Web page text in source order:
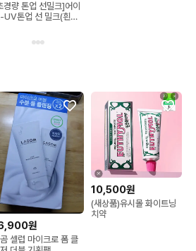
경량 톤업 선밀크]어이
UV톤업 선 밀크(흰우
원
셀럽 마이크로 폼 클
10,500원
(새상품)유시몰 화이트닝
치약